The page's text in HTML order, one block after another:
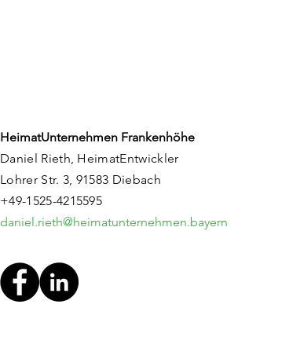
HeimatUnternehmen Frankenhöhe
Daniel Rieth, HeimatEntwickler
Lohrer Str. 3, 91583 Diebach
+49-1525-4215595
daniel.rieth@heimatunternehmen.bayern